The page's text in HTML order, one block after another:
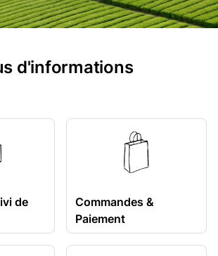
d'informations
de
Commandes &
Paiement